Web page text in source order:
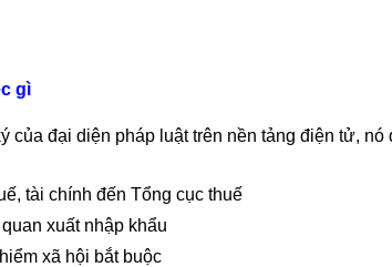
gì
của đại diện pháp luật trên nền tảng điện tử, nó
tài chính đến Tổng cục thuế
xuất nhập khẩu
xã hội bắt buộc